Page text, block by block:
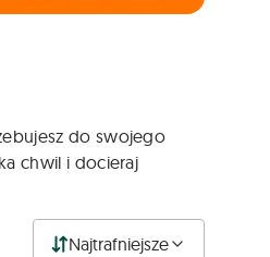
do swojego
chwil i docieraj
Najtrafniejsze